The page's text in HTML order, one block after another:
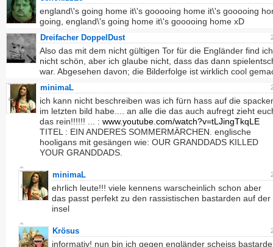
england\'s going home it\'s gooooing home it\'s gooooing
going, england\'s going home it\'s gooooing home xD
Dreifacher DoppelDust
Also das mit dem nicht gültigen Tor für die Engländer find
nicht schön, aber ich glaube nicht, dass das dann
war. Abgesehen davon; die Bilderfolge ist wirklich cool
minimaL
ich kann nicht beschreiben was ich fürn hass auf die
im letzten bild habe.... an alle die das auch aufregt zieht
das rein!!!!!! ... : www.youtube.com/watch?v=tLJingTkqLE
TITEL : EIN ANDERES SOMMERMÄRCHEN. englische
hooligans mit gesängen wie: OUR GRANDDADS KILLED
YOUR GRANDDADS.
minimaL
ehrlich leute!!! viele kennens warscheinlich schon aber
das passt perfekt zu den rassistischen bastarden auf der
insel
Krösus
informativ! nun bin ich gegen engländer scheiss bastarde